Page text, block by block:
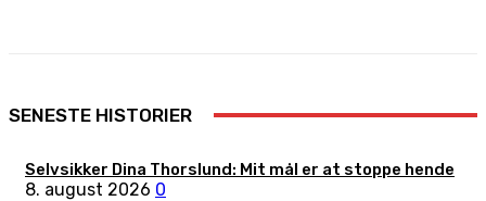
SENESTE HISTORIER
Selvsikker Dina Thorslund: Mit mål er at stoppe hende
8. august 2026 0